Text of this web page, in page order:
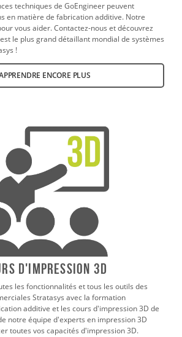
techniques de GoEngineer peuvent
en matière de fabrication additive. Notre
vous aider. Contactez-nous et découvrez
le plus grand détaillant mondial de systèmes
!
ENCORE PLUS
d'impression 3D
les fonctionnalités et tous les outils des
Stratasys avec la formation
additive et les cours d'impression 3D de
notre équipe d'experts en impression 3D
toutes vos capacités d'impression 3D.